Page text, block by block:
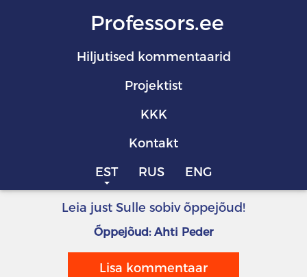
Professors.ee
Hiljutised kommentaarid
Projektist
KKK
Kontakt
EST
RUS ENG
Leia just Sulle sobiv õppejõud!
Õppejõud: Ahti Peder
Lisa kommentaar